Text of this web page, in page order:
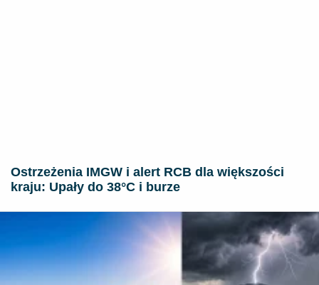
Ostrzeżenia IMGW i alert RCB dla większości
kraju: Upały do 38°C i burze